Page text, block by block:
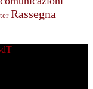
Rassegna